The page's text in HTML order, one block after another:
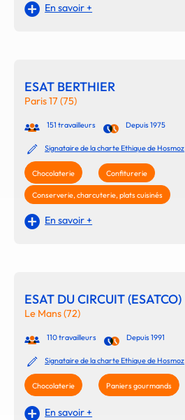
En savoir +
ESAT BERTHIER
Paris 17 (75)
151 travailleurs Depuis 1975
Signataire de la charte Ethique de Hosmoz
Chocolaterie Confiturerie
Conserverie, charcuterie, plats cuisinés
En savoir +
ESAT DU CIRCUIT (ESATCO)
Le Mans (72)
110 travailleurs Depuis 1991
Signataire de la charte Ethique de Hosmoz
Chocolaterie Paniers gourmands
En savoir +